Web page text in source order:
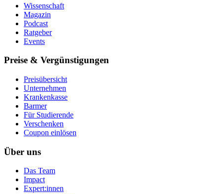
Wissenschaft
Magazin
Podcast
Ratgeber
Events
Preise & Vergünstigungen
Preisübersicht
Unternehmen
Krankenkasse
Barmer
Für Studierende
Ver­schen­ken
Coupon einlösen
Über uns
Das Team
Impact
Expert:innen